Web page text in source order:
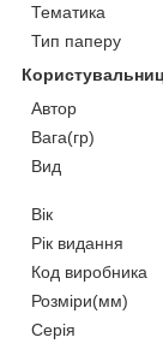
Тематика
Тип паперу
Автор
Вага(гр)
Вид
Вік
Рік видання
Код виробника
Розміри(мм)
Серія